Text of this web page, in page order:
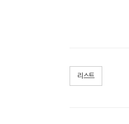
리스트